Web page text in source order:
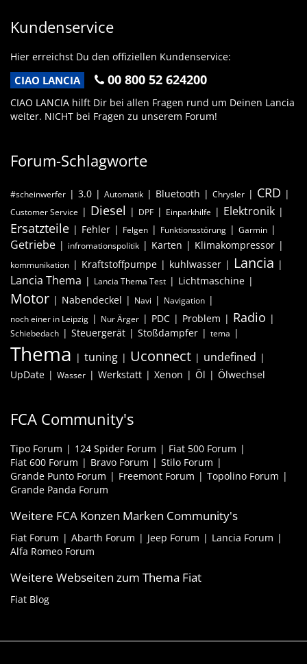
Kundenservice
Hier erreichst Du den offiziellen Kundenservice:
CIAO LANCIA 00 800 52 624200
CIAO LANCIA hilft Dir bei allen Fragen rund um Deinen Lancia
weiter. NICHT bei Fragen zu unserem Forum!
Forum-Schlagworte
#scheinwerfer 3.0 Automatik Bluetooth Chrysler CRD
Customer Service Diesel DPF Einparkhilfe Elektronik
Ersatzteile Fehler Felgen Funktionsstörung Garmin
Getriebe infromationspolitik Karten Klimakompressor
kommunikation Kraftstoffpumpe kuhlwasser Lancia
Lancia Thema Lancia Thema Test Lichtmaschine
Motor Nabendeckel Navi
Navigation
noch einer in Leipzig
Nur Ärger PDC Problem Radio
Schiebedach Steuergerät Stoßdampfer tema
Thema tuning Uconnect undefined
UpDate Wasser Werkstatt Xenon Öl Ölwechsel
FCA Community's
Tipo Forum 124 Spider Forum
Fiat 500 Forum
Fiat 600 Forum
Bravo Forum
Stilo Forum
Grande Punto Forum
Freemont Forum
Topolino Forum
Grande Panda Forum
Weitere FCA Konzen Marken Community's
Fiat Forum Abarth Forum Jeep Forum
Lancia Forum
Alfa Romeo Forum
Weitere Webseiten zum Thema Fiat
Fiat Blog